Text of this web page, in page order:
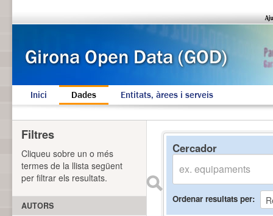
Inici Dades Entitats, àrees i serveis
Cercador
Ordenar resultats per
Filtres
Cliqueu sobre un o més
termes de la llista següent
per filtrar els resultats.
AUTORS